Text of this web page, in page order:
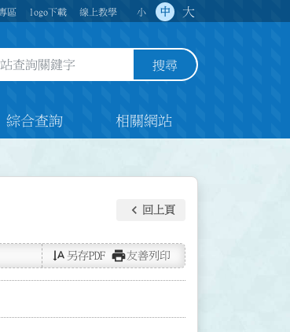
區 logo下載 線上教學 小 中 大
鍵字欄位 搜尋
綜合查詢 相關網站
keyboard_arrow_left 回上頁
text_rotate_vertical 另存PDF print友善列印